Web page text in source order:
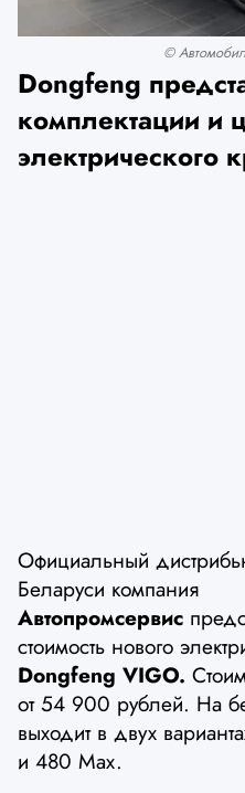
©
Dongfeng
комплектации и
электрического
Официальный
Беларуси компания
Автопромсервис
стоимость нового
Dongfeng VIGO.
от 54 900 рублей. На
выходит в двух
и 480 Max.